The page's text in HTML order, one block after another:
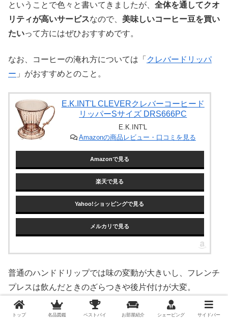
ということで色々と書いてきましたが、 全体を通してクオ
リティが高いサービスなので、 美味しいコーヒー豆を買い
たいって方にはぜひおすすめです。
なお、コーヒーの淹れ方については「 クレバードリッパ
ー 」がおすすめとのこと。
E.K.INT'L CLEVERクレバーコーヒード
リッパーSサイズ DRS666PC
E.K.INT'L
Amazonの商品レビュー・口コミを見る
Amazonで見る
楽天で見る
Yahoo!ショッピングで見る
メルカリで見る
普通のハンドドリップでは味の変動が大きいし、フレンチ
プレスは飲んだときのざらつきや後片付けが大変。
クレバードリッパーなら 誰でも簡単に焙煎士が追求した味
トップ 名品図鑑 ベストバイ お部屋紹介 シェービング サイドバー